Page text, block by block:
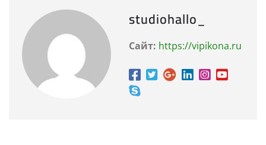
studiohallo_
Сайт: https://vipikona.ru